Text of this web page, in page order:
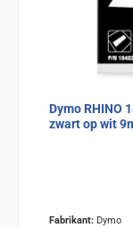
Dymo RHINO
zwart op wit
Fabrikant: Dymo